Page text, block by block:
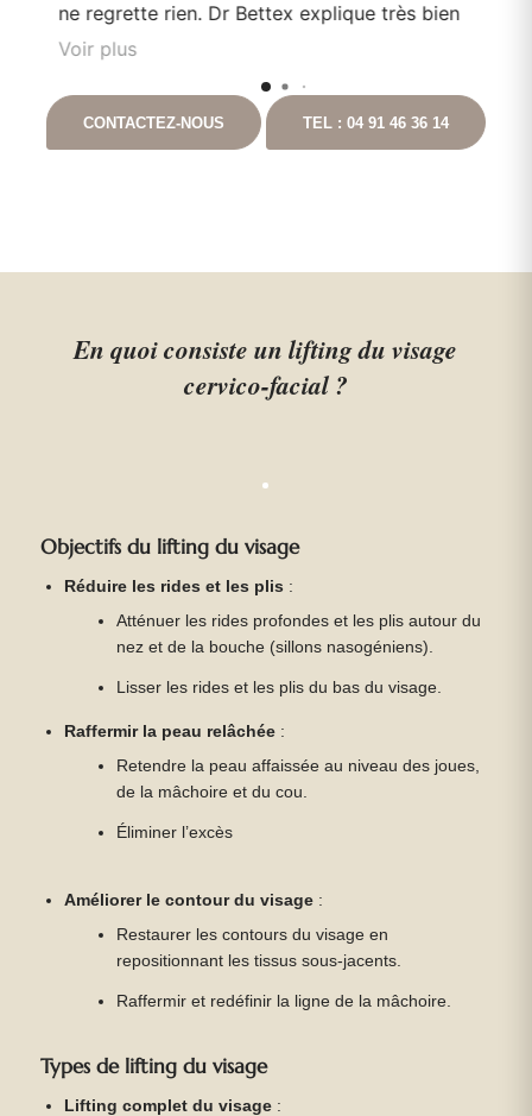
ne regrette rien. Dr Bettex explique très bien
son rôle dans. la. prise en soin et est très à
en cas que questionnement. Ayant pour
projet de continuer les chirurgies correctrices
avec lui suite à un gros amaigrissement, je ne
Voir plus
CONTACTEZ-NOUS TEL : 04 91 46 36 14
En quoi consiste un lifting du visage
cervico-facial ?
Objectifs du lifting du visage
Réduire les rides et les plis :
Atténuer les rides profondes et les plis autour du
nez et de la bouche (sillons nasogéniens).
Lisser les rides et les plis du bas du visage.
Raffermir la peau relâchée :
Retendre la peau affaissée au niveau des joues,
de la mâchoire et du cou.
Éliminer l’excès
Améliorer le contour du visage :
Restaurer les contours du visage en
repositionnant les tissus sous-jacents.
Raffermir et redéfinir la ligne de la mâchoire.
Types de lifting du visage
Lifting complet du visage :